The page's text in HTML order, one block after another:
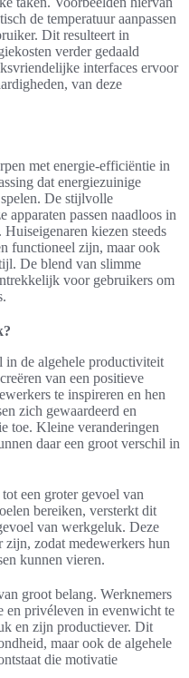
de temperatuur aanpassen
Dit resulteert in
verder gedaald
interfaces ervoor
van deze
met energie-efficiëntie in
dat energiezuinige
De stijlvolle
passen naadloos in
. Huiseigenaren kiezen steeds
functioneel zijn, maar ook
De blend van slimme
voor gebruikers om
in de algehele productiviteit
van een positieve
te inspireren en hen
zich gewaardeerd en
toe. Kleine veranderingen
daar een groot verschil in
een groter gevoel van
bereiken, versterkt dit
van werkgeluk. Deze
zijn, zodat medewerkers hun
kunnen vieren.
groot belang. Werknemers
en privéleven in evenwicht te
en zijn productiever. Dit
maar ook de algehele
die motivatie